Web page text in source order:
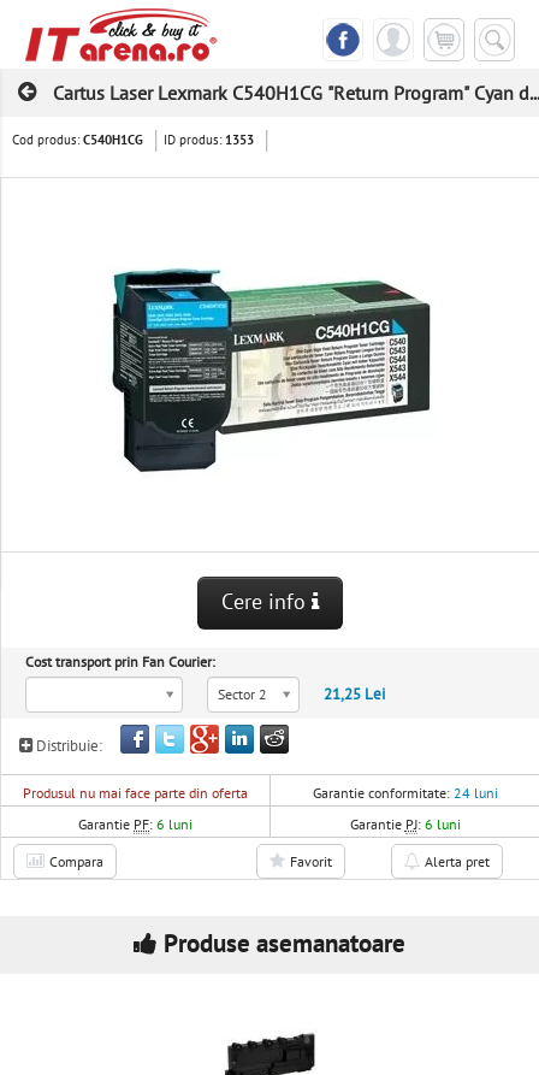
Cartus Laser Lexmark C540H1CG "Return Program" Cyan d...
Cod produs:C540H1CG ID produs: 1353
Cere info
Cost transport prin Fan Courier:
Sector 2
21,25 Lei
Distribuie:
Produsul nu mai face parte din oferta Garantie conformitate: 24 luni
Garantie PF:6 luni Garantie PJ: 6 luni
Compara Favorit Alerta pret
Produse asemanatoare